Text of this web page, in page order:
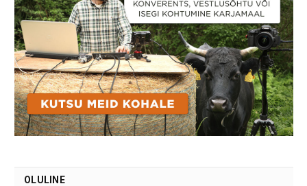
OLULINE